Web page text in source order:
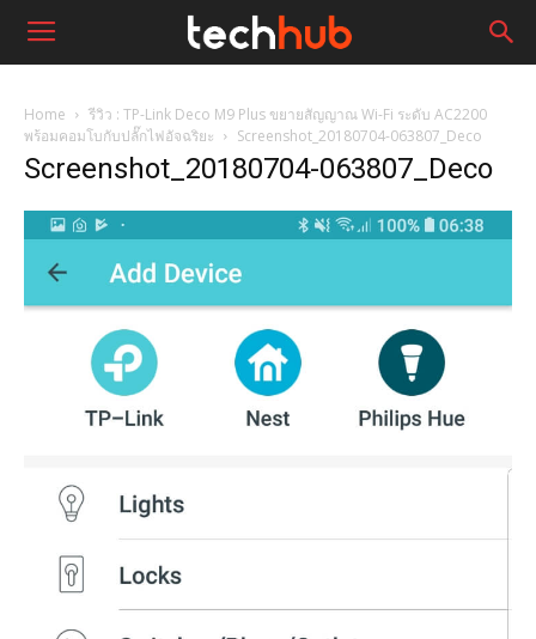
Home
รีวิว : TP-Link Deco M9 Plus ขยายสัญญาณ Wi-Fi ระดับ AC2200
พร้อมคอมโบกับปลั๊กไฟอัจฉริยะ
Screenshot_20180704-063807_Deco
Screenshot_20180704-063807_Deco